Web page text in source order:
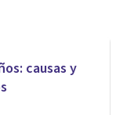
causas y